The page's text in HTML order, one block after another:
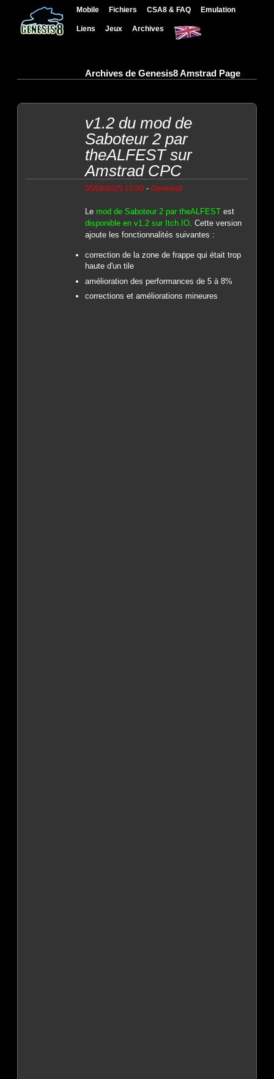
Mobile Fichiers CSA8 & FAQ Emulation
Liens Jeux Archives
Archives de Genesis8 Amstrad Page
v1.2 du mod de
Saboteur 2 par
theALFEST sur
Amstrad CPC
05/08/2025 10:00- Genesis8
Le mod de Saboteur 2 par theALFESTest
disponible en v1.2 sur Itch.IO. Cette version
ajoute les fonctionnalités suivantes :
correction de la zone de frappe qui était trop
haute d'un tile
amélioration des performances de 5 à 8%
corrections et améliorations mineures